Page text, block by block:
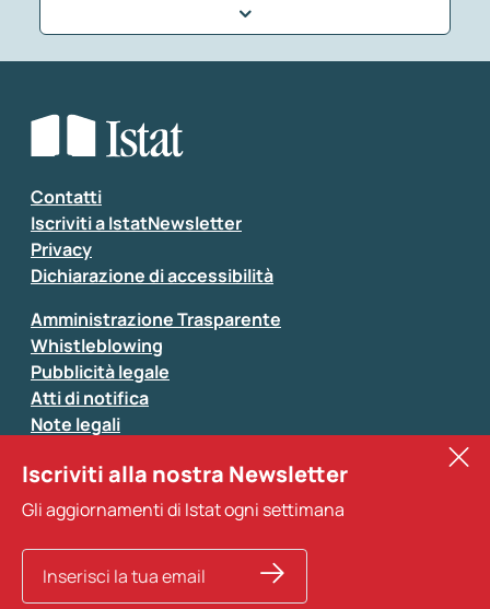
Seleziona la tipologia della segnalazione
Inserisci il tuo commento
Si prega di non fornire dati di natura personale (ad
esempio dati di contatto). Per ogni altra comunicazione
e per richiedere dati, pubblicazioni, file di microdati,
ricerche storiche e richieste personalizzate basta
Contatti
Iscriviti a IstatNewsletter
Privacy
Dichiarazione di accessibilità
Amministrazione Trasparente
Whistleblowing
Pubblicità legale
Atti di notifica
Note legali
Sistan
Altri servizi
Iscriviti alla nostra Newsletter
Gli aggiornamenti di Istat ogni settimana